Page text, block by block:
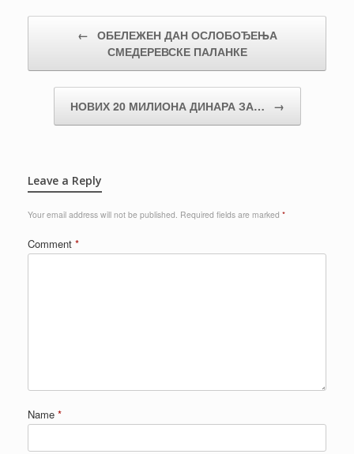
← ОБЕЛЕЖЕН ДАН ОСЛОБОЂЕЊА
СМЕДЕРЕВСКЕ ПАЛАНКЕ
НОВИХ 20 МИЛИОНА ДИНАРА ЗА… →
Leave a Reply
Your email address will not be published. Required fields are marked *
Comment *
Name *